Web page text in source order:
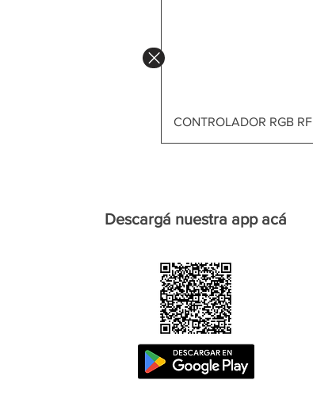
CONTROLADOR RGB RF
Descargá nuestra app acá